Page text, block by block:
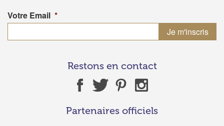
Votre Email *
Restons en contact
Partenaires officiels